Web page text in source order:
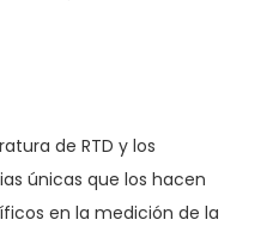
de RTD y los
únicas que los hacen
en la medición de la